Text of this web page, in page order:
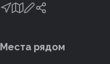
Места рядом